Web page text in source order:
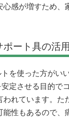
感が増すため、
ポート具の活
トを使った方がい
安定させる目的で
われています。た
能性もあるので、